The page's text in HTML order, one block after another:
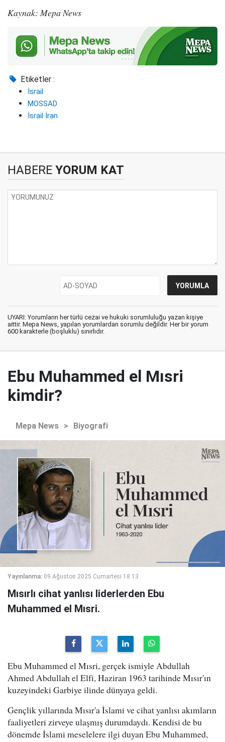
Kaynak: Mepa News
Etiketler :
İsrail
MOSSAD
İsrail İran
HABERE YORUM KAT
UYARI: Yorumların her türlü cezai ve hukuki sorumluluğu yazan kişiye
aittir. Mepa News, yapılan yorumlardan sorumlu değildir. Her bir yorum
600 karakterle (boşluklu) sınırlıdır.
Ebu Muhammed el Mısri
kimdir?
Mepa News > Biyografi
Yayınlanma: 09 Ağustos 2025 Cumartesi 18:13
Mısırlı cihat yanlısı liderlerden Ebu
Muhammed el Mısri.
Ebu Muhammed el Mısri, gerçek ismiyle Abdullah
Ahmed Abdullah el Elfi, Haziran 1963 tarihinde Mısır'ın
kuzeyindeki Garbiye ilinde dünyaya geldi.
Gençlik yıllarında Mısır'a İslami ve cihat yanlısı akımların
faaliyetleri zirveye ulaşmış durumdaydı. Kendisi de bu
dönemde İslami meselelere ilgi duyan Ebu Muhammed,